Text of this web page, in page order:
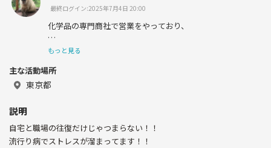
最終ログイン:2025年7月4日 20:00
化学品の専門商社で営業をやっており、
シャンプーや化粧品などの成分を美容メーカーさんに提案
趣味は、漫画,ゲーム,雑学,映画,読書,料理,カラオケ,フッ
もっと見る
主な活動場所
東京都
説明
自宅と職場の往復だけじゃつまらない！！
流行り病でストレスが溜まってます！！